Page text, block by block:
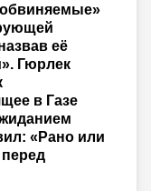
обвиняемые»
её
Гюрлек
в Газе
«Рано или
перед